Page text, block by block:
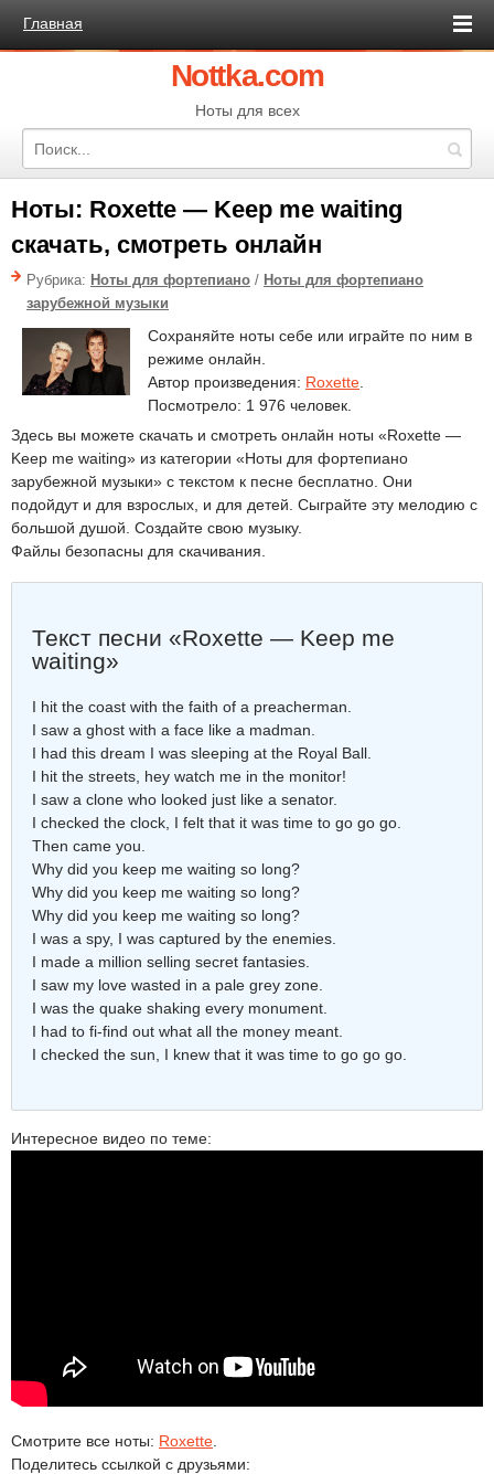
Главная
Nottka.com
Ноты для всех
Ноты: Roxette — Keep me waiting
скачать, смотреть онлайн
Рубрика: Ноты для фортепиано / Ноты для фортепиано
зарубежной музыки
Сохраняйте ноты себе или играйте по ним в
режиме онлайн.
Автор произведения: Roxette
Посмотрело: 1 976 человек.
Здесь вы можете скачать и смотреть онлайн ноты «Roxette —
Keep me waiting» из категории «Ноты для фортепиано
зарубежной музыки» с текстом к песне бесплатно. Они
подойдут и для взрослых, и для детей. Сыграйте эту мелодию с
большой душой. Создайте свою музыку.
Файлы безопасны для скачивания.
Текст песни «Roxette — Keep me
waiting»
I hit the coast with the faith of a preacherman.
I saw a ghost with a face like a madman.
I had this dream I was sleeping at the Royal Ball.
I hit the streets, hey watch me in the monitor!
I saw a clone who looked just like a senator.
I checked the clock, I felt that it was time to go go go.
Then came you.
Why did you keep me waiting so long?
Why did you keep me waiting so long?
Why did you keep me waiting so long?
I was a spy, I was captured by the enemies.
I made a million selling secret fantasies.
I saw my love wasted in a pale grey zone.
I was the quake shaking every monument.
I had to fi-find out what all the money meant.
I checked the sun, I knew that it was time to go go go.
Интересное видео по теме:
Смотрите все ноты: Roxette
Поделитесь ссылкой с друзьями: